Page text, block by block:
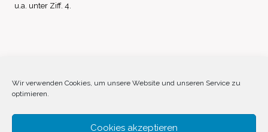
Wir verwenden Cookies, um unsere Website und unseren Service zu
optimieren.
Cookies akzeptieren
u.a. unter Ziff. 4.
Impressum Datenschutz
Disclaimer